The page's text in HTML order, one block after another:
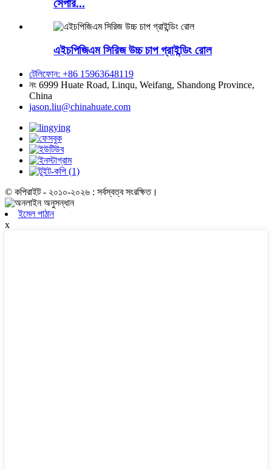
সেপার...
এইচপিজিএম সিরিজ উচ্চ চাপ গ্রাইন্ডিং রোল
টেলিফোন: +86 15963648119
নং 6999 Huate Road, Linqu, Weifang, Shandong Province,
China
jason.liu@chinahuate.com
© কপিরাইট - ২০১০-২০২৬ : সর্বস্বত্ব সংরক্ষিত।
ইমেল পাঠান
x